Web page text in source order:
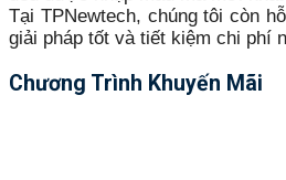
Tại TPNewtech, chúng tôi còn
giải pháp tốt và tiết kiệm chi phí
Chương Trình Khuyến Mãi